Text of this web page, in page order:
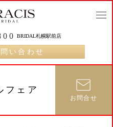
BRIDAL札幌駅前店
い合わせ
フェア
お問合せ